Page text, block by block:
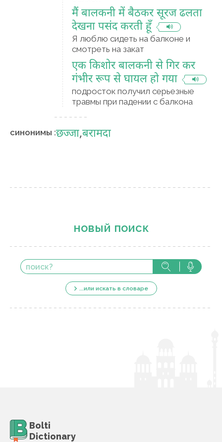
मैं बालकनी में बैठकर सूरज ढलता
देखना पसंद करती हूँ
Я люблю сидеть на балконе и
смотреть на закат
एक किशोर बालकनी से गिर कर
गंभीर रूप से घायल हो गया
подросток получил серьезные
травмы при падении с балкона
синонимы :छज्जा,बरामदा
новый поиск
...или искать в словаре
Bolti
Dictionary